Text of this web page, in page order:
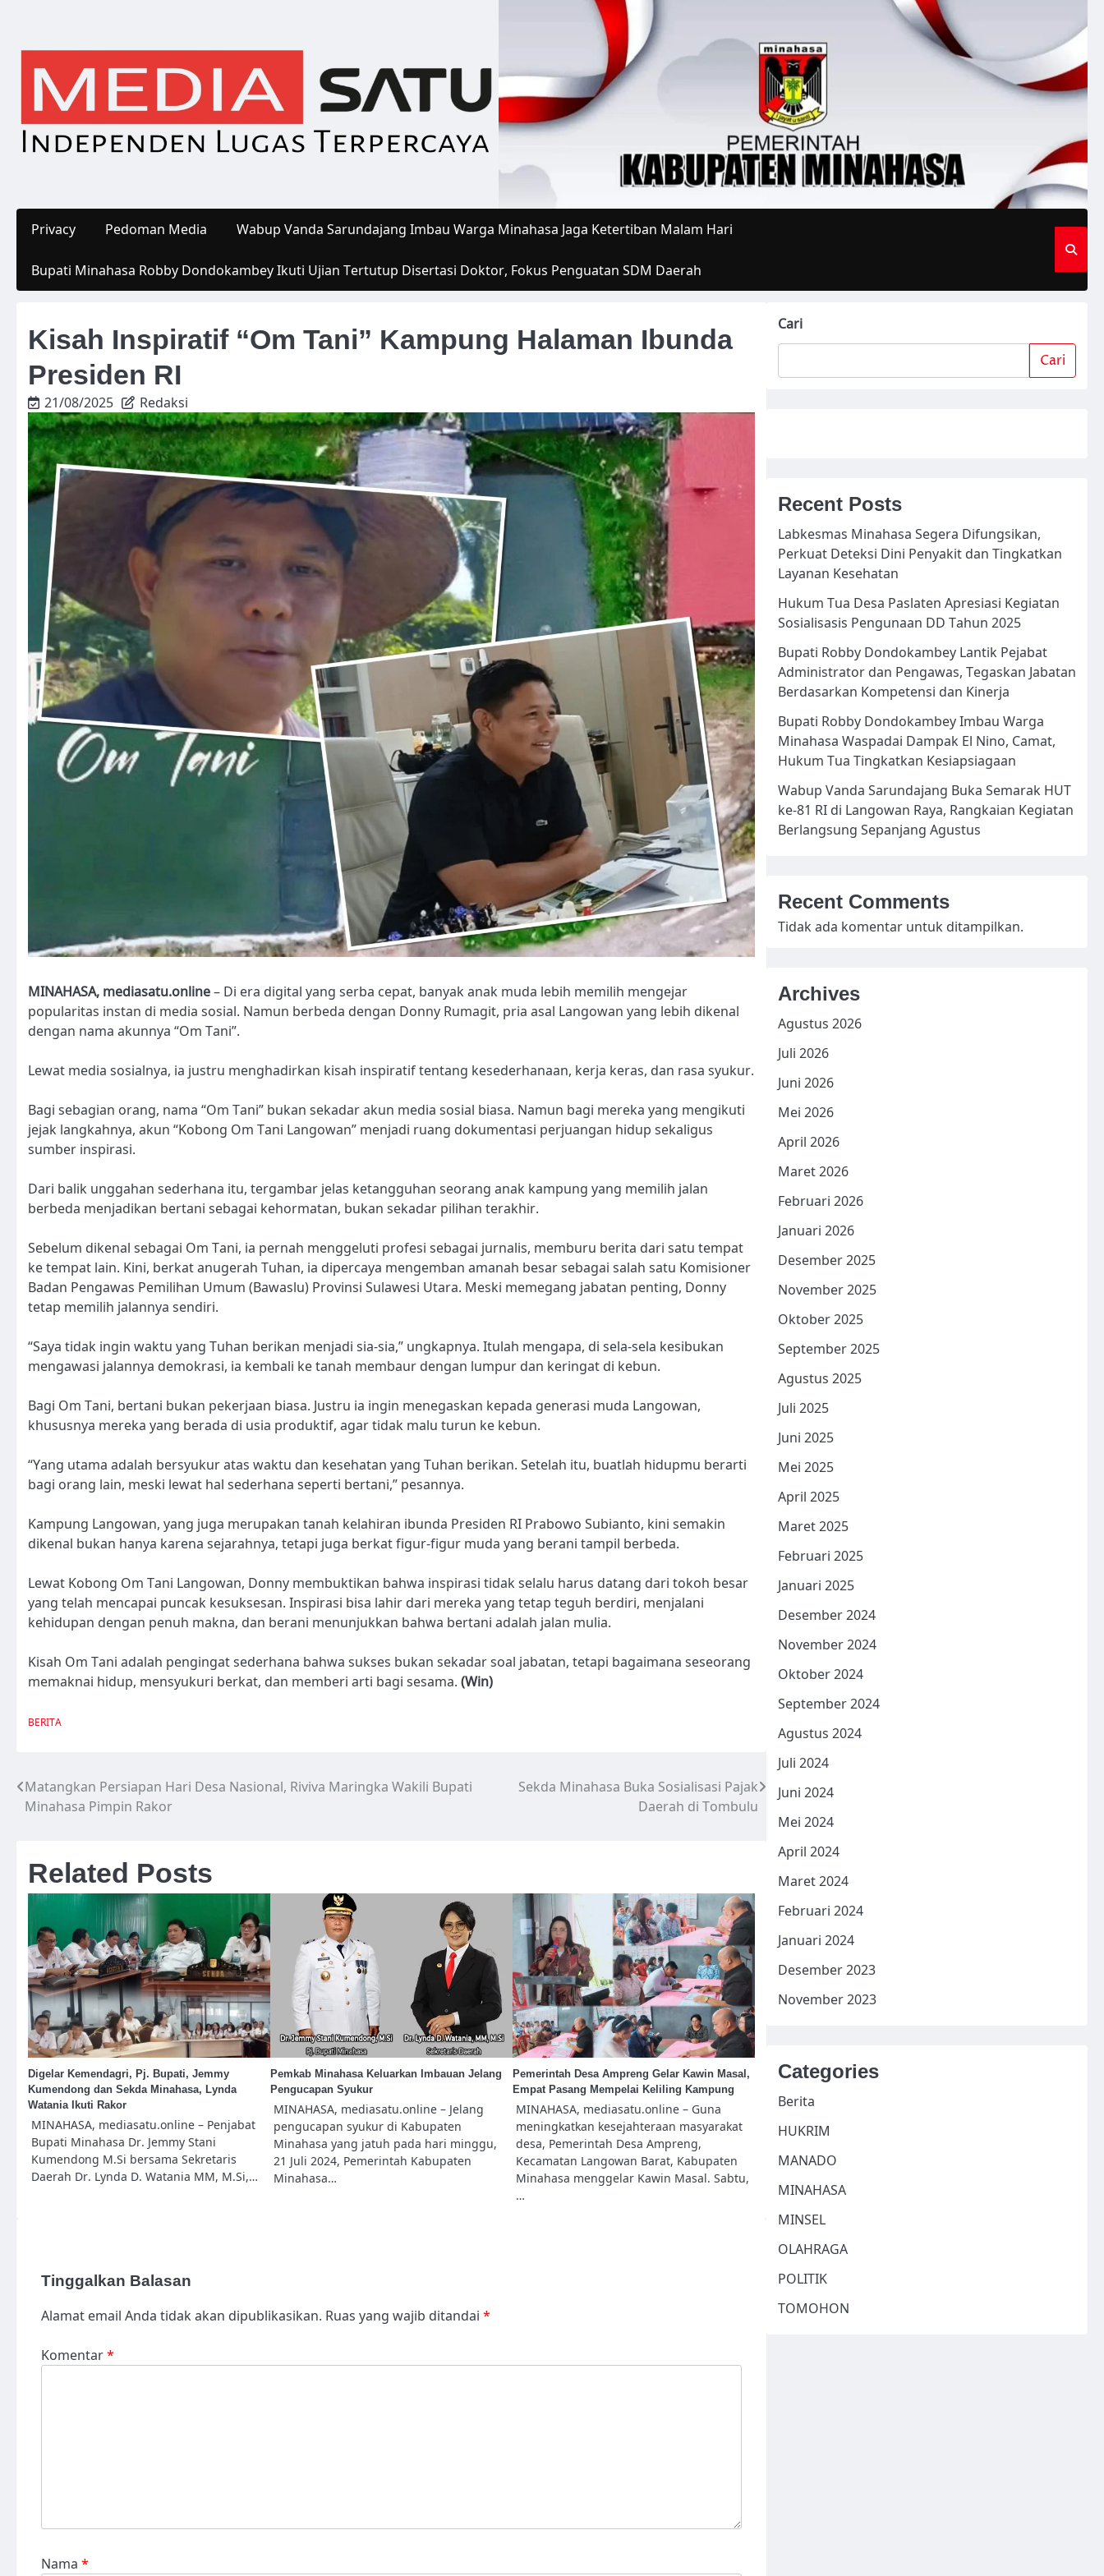
content
Privacy Pedoman Media Wabup Vanda Sarundajang Imbau Warga Minahasa Jaga Ketertiban Malam Hari
Bupati Minahasa Robby Dondokambey Ikuti Ujian Tertutup Disertasi Doktor, Fokus Penguatan SDM Daerah
Kisah Inspiratif “Om Tani” Kampung Halaman Ibunda
Presiden RI
21/08/2025 Redaksi
MINAHASA, mediasatu.online– Di era digital yang serba cepat, banyak anak muda lebih memilih mengejar
popularitas instan di media sosial. Namun berbeda dengan Donny Rumagit, pria asal Langowan yang lebih dikenal
dengan nama akunnya “Om Tani”.
Lewat media sosialnya, ia justru menghadirkan kisah inspiratif tentang kesederhanaan, kerja keras, dan rasa syukur.
Bagi sebagian orang, nama “Om Tani” bukan sekadar akun media sosial biasa. Namun bagi mereka yang mengikuti
jejak langkahnya, akun “Kobong Om Tani Langowan” menjadi ruang dokumentasi perjuangan hidup sekaligus
sumber inspirasi.
Dari balik unggahan sederhana itu, tergambar jelas ketangguhan seorang anak kampung yang memilih jalan
berbeda menjadikan bertani sebagai kehormatan, bukan sekadar pilihan terakhir.
Sebelum dikenal sebagai Om Tani, ia pernah menggeluti profesi sebagai jurnalis, memburu berita dari satu tempat
ke tempat lain. Kini, berkat anugerah Tuhan, ia dipercaya mengemban amanah besar sebagai salah satu Komisioner
Badan Pengawas Pemilihan Umum (Bawaslu) Provinsi Sulawesi Utara. Meski memegang jabatan penting, Donny
tetap memilih jalannya sendiri.
“Saya tidak ingin waktu yang Tuhan berikan menjadi sia-sia,” ungkapnya. Itulah mengapa, di sela-sela kesibukan
mengawasi jalannya demokrasi, ia kembali ke tanah membaur dengan lumpur dan keringat di kebun.
Bagi Om Tani, bertani bukan pekerjaan biasa. Justru ia ingin menegaskan kepada generasi muda Langowan,
khususnya mereka yang berada di usia produktif, agar tidak malu turun ke kebun.
“Yang utama adalah bersyukur atas waktu dan kesehatan yang Tuhan berikan. Setelah itu, buatlah hidupmu berarti
bagi orang lain, meski lewat hal sederhana seperti bertani,” pesannya.
Kampung Langowan, yang juga merupakan tanah kelahiran ibunda Presiden RI Prabowo Subianto, kini semakin
dikenal bukan hanya karena sejarahnya, tetapi juga berkat figur-figur muda yang berani tampil berbeda.
Lewat Kobong Om Tani Langowan, Donny membuktikan bahwa inspirasi tidak selalu harus datang dari tokoh besar
yang telah mencapai puncak kesuksesan. Inspirasi bisa lahir dari mereka yang tetap teguh berdiri, menjalani
kehidupan dengan penuh makna, dan berani menunjukkan bahwa bertani adalah jalan mulia.
Kisah Om Tani adalah pengingat sederhana bahwa sukses bukan sekadar soal jabatan, tetapi bagaimana seseorang
memaknai hidup, mensyukuri berkat, dan memberi arti bagi sesama. (Win)
BERITA
Navigasi
Matangkan Persiapan Hari Desa Nasional, Riviva Maringka Wakili Bupati
Minahasa Pimpin Rakor
Sekda Minahasa Buka Sosialisasi Pajak
Daerah di Tombulu
Related Posts
Digelar Kemendagri, Pj. Bupati, Jemmy
Kumendong dan Sekda Minahasa, Lynda
Watania Ikuti Rakor
MINAHASA, mediasatu.online – Penjabat
Bupati Minahasa Dr. Jemmy Stani
Kumendong M.Si bersama Sekretaris
Daerah Dr. Lynda D. Watania MM, M.Si,…
Pemkab Minahasa Keluarkan Imbauan Jelang
Pengucapan Syukur
MINAHASA, mediasatu.online – Jelang
pengucapan syukur di Kabupaten
Minahasa yang jatuh pada hari minggu,
21 Juli 2024, Pemerintah Kabupaten
Minahasa…
Pemerintah Desa Ampreng Gelar Kawin Masal,
Empat Pasang Mempelai Keliling Kampung
MINAHASA, mediasatu.online – Guna
meningkatkan kesejahteraan masyarakat
desa, Pemerintah Desa Ampreng,
Kecamatan Langowan Barat, Kabupaten
Minahasa menggelar Kawin Masal. Sabtu,
…
Tinggalkan Balasan
Alamat email Anda tidak akan dipublikasikan. Ruas yang wajib ditandai *
Komentar*
Nama *
Cari
Cari
Recent Posts
Labkesmas Minahasa Segera Difungsikan,
Perkuat Deteksi Dini Penyakit dan Tingkatkan
Layanan Kesehatan
Hukum Tua Desa Paslaten Apresiasi Kegiatan
Sosialisasis Pengunaan DD Tahun 2025
Bupati Robby Dondokambey Lantik Pejabat
Administrator dan Pengawas, Tegaskan Jabatan
Berdasarkan Kompetensi dan Kinerja
Bupati Robby Dondokambey Imbau Warga
Minahasa Waspadai Dampak El Nino, Camat,
Hukum Tua Tingkatkan Kesiapsiagaan
Wabup Vanda Sarundajang Buka Semarak HUT
ke-81 RI di Langowan Raya, Rangkaian Kegiatan
Berlangsung Sepanjang Agustus
Recent Comments
Tidak ada komentar untuk ditampilkan.
Archives
Agustus 2026
Juli 2026
Juni 2026
Mei 2026
April 2026
Maret 2026
Februari 2026
Januari 2026
Desember 2025
November 2025
Oktober 2025
September 2025
Agustus 2025
Juli 2025
Juni 2025
Mei 2025
April 2025
Maret 2025
Februari 2025
Januari 2025
Desember 2024
November 2024
Oktober 2024
September 2024
Agustus 2024
Juli 2024
Juni 2024
Mei 2024
April 2024
Maret 2024
Februari 2024
Januari 2024
Desember 2023
November 2023
Categories
Berita
HUKRIM
MANADO
MINAHASA
MINSEL
OLAHRAGA
POLITIK
TOMOHON